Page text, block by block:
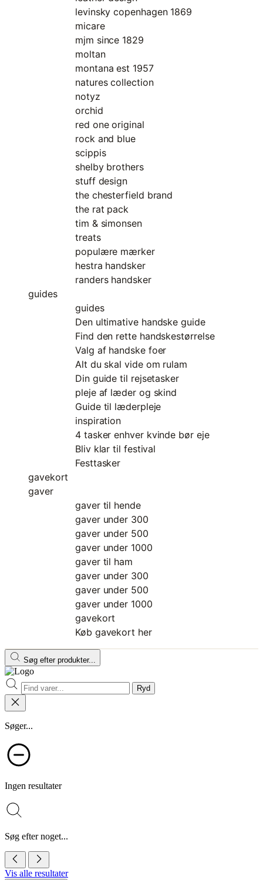
levinsky copenhagen 1869
micare
mjm since 1829
moltan
montana est 1957
natures collection
notyz
orchid
red one original
rock and blue
scippis
shelby brothers
stuff design
the chesterfield brand
the rat pack
tim & simonsen
treats
populære mærker
hestra handsker
randers handsker
guides
guides
Den ultimative handske guide
Find den rette handskestørrelse
Valg af handske foer
Alt du skal vide om rulam
Din guide til rejsetasker
pleje af læder og skind
Guide til læderpleje
inspiration
4 tasker enhver kvinde bør eje
Bliv klar til festival
Festtasker
gavekort
gaver
gaver til hende
gaver under 300
gaver under 500
gaver under 1000
gaver til ham
gaver under 300
gaver under 500
gaver under 1000
gavekort
Køb gavekort her
Søg efter produkter...
Ryd
Søger...
Ingen resultater
Søg efter noget...
Vis alle resultater